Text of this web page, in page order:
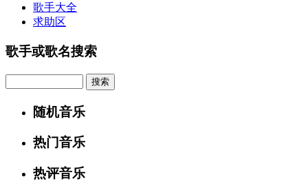
歌手大全
求助区
歌手或歌名搜索
随机音乐
热门音乐
热评音乐